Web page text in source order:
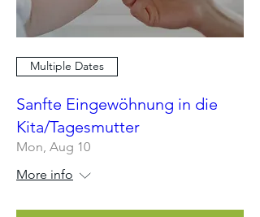
Multiple Dates
Sanfte Eingewöhnung in die
Kita/Tagesmutter
Mon, Aug 10
More info